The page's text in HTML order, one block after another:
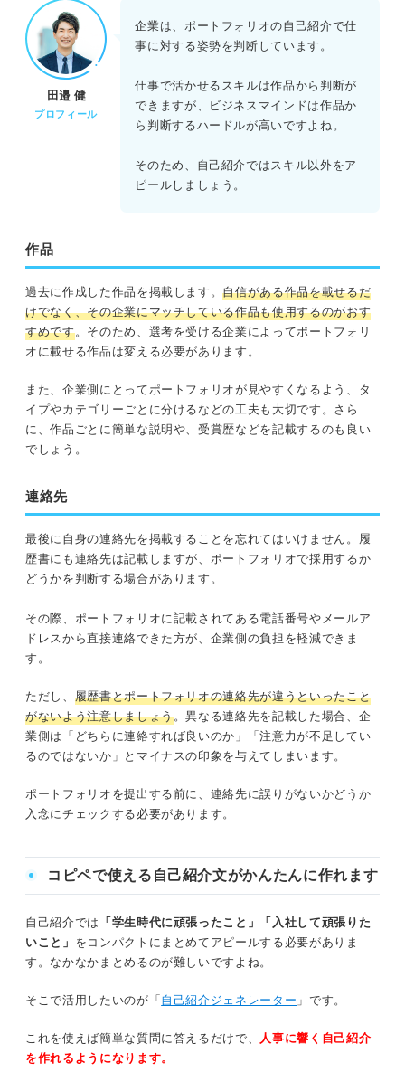
田邉 健
プロフィール
企業は、ポートフォリオの自己紹介で仕
事に対する姿勢を判断しています。
仕事で活かせるスキルは作品から判断が
できますが、ビジネスマインドは作品か
ら判断するハードルが高いですよね。
そのため、自己紹介ではスキル以外をア
ピールしましょう。
作品
過去に作成した作品を掲載します。自信がある作品を載せるだ
けでなく、その企業にマッチしている作品も使用するのがおす
すめです。そのため、選考を受ける企業によってポートフォリ
オに載せる作品は変える必要があります。
また、企業側にとってポートフォリオが見やすくなるよう、タ
イプやカテゴリーごとに分けるなどの工夫も大切です。さら
に、作品ごとに簡単な説明や、受賞歴などを記載するのも良い
でしょう。
連絡先
最後に自身の連絡先を掲載することを忘れてはいけません。履
歴書にも連絡先は記載しますが、ポートフォリオで採用するか
どうかを判断する場合があります。
その際、ポートフォリオに記載されてある電話番号やメールア
ドレスから直接連絡できた方が、企業側の負担を軽減できま
す。
ただし、 履歴書とポートフォリオの連絡先が違うといったこと
がないよう注意しましょう。異なる連絡先を記載した場合、企
業側は「どちらに連絡すれば良いのか」「注意力が不足してい
るのではないか」とマイナスの印象を与えてしまいます。
ポートフォリオを提出する前に、連絡先に誤りがないかどうか
入念にチェックする必要があります。
コピペで使える自己紹介文がかんたんに作れます
自己紹介では 「学生時代に頑張ったこと」「入社して頑張りた
いこと」 をコンパクトにまとめてアピールする必要がありま
す。なかなかまとめるのが難しいですよね。
そこで活用したいのが「 自己紹介ジェネレーター 」です。
これを使えば簡単な質問に答えるだけで、 人事に響く自己紹介
を作れるようになります。